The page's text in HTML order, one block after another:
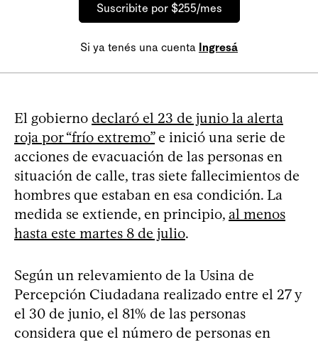
Suscribite por $255/mes
Si ya tenés una cuenta Ingresá
El gobierno declaró el 23 de junio la alerta
roja por “frío extremo”e inició una serie de
acciones de evacuación de las personas en
situación de calle, tras siete fallecimientos de
hombres que estaban en esa condición. La
medida se extiende, en principio, al menos
hasta este martes 8 de julio.
Según un relevamiento de la Usina de
Percepción Ciudadana realizado entre el 27 y
el 30 de junio, el 81% de las personas
considera que el número de personas en